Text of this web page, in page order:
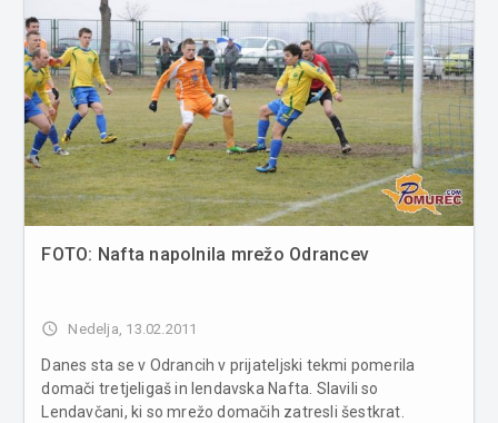
FOTO: Nafta napolnila mrežo Odrancev
access_time Nedelja, 13.02.2011
Danes sta se v Odrancih v prijateljski tekmi pomerila
domači tretjeligaš in lendavska Nafta. Slavili so
Lendavčani, ki so mrežo domačih zatresli šestkrat.